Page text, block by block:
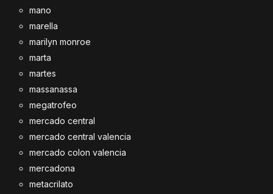
mano
marella
marilyn monroe
marta
martes
massanassa
megatrofeo
mercado central
mercado central valencia
mercado colon valencia
mercadona
metacrilato